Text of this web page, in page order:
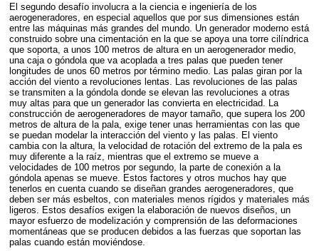
El segundo desafío involucra a la ciencia e ingeniería de los
aerogeneradores, en especial aquellos que por sus dimensiones están
entre las máquinas más grandes del mundo. Un generador moderno está
construido sobre una cimentación en la que se apoya una torre cilíndrica
que soporta, a unos 100 metros de altura en un aerogenerador medio,
una caja o góndola que va acoplada a tres palas que pueden tener
longitudes de unos 60 metros por término medio. Las palas giran por la
acción del viento a revoluciones lentas. Las revoluciones de las palas
se transmiten a la góndola donde se elevan las revoluciones a otras
muy altas para que un generador las convierta en electricidad. La
construcción de aerogeneradores de mayor tamaño, que supera los 200
metros de altura de la pala, exige tener unas herramientas con las que
se puedan modelar la interacción del viento y las palas. El viento
cambia con la altura, la velocidad de rotación del extremo de la pala es
muy diferente a la raíz, mientras que el extremo se mueve a
velocidades de 100 metros por segundo, la parte de conexión a la
góndola apenas se mueve. Estos factores y otros muchos hay que
tenerlos en cuenta cuando se diseñan grandes aerogeneradores, que
deben ser más esbeltos, con materiales menos rígidos y materiales más
ligeros. Estos desafíos exigen la elaboración de nuevos diseños, un
mayor esfuerzo de modelización y comprensión de las deformaciones
momentáneas que se producen debidos a las fuerzas que soportan las
palas cuando están moviéndose.